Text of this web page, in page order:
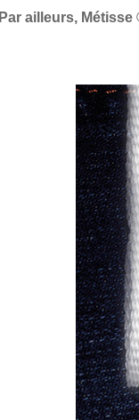
Par ailleurs,